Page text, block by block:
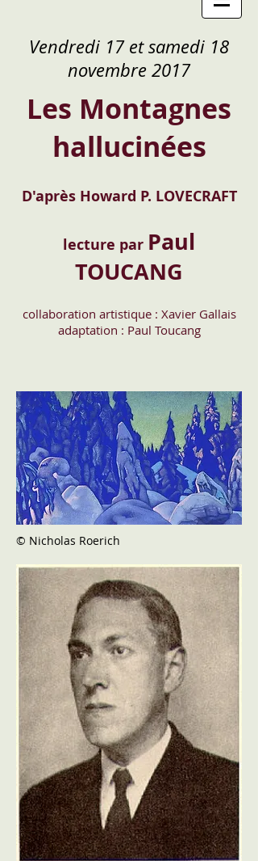
Vendredi 17 et samedi 18
novembre 2017
Les Montagnes
hallucinées
D'après Howard P. LOVECRAFT
lecture par Paul
TOUCANG
collaboration artistique : Xavier Gallais
adaptation : Paul Toucang
© Nicholas Roerich